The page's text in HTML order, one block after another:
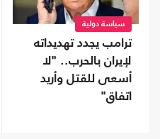
سياسة دولية
ترامب يجدد تهديداته
لإيران بالحرب.. "لا
أسعى للقتل وأريد
اتفاق"